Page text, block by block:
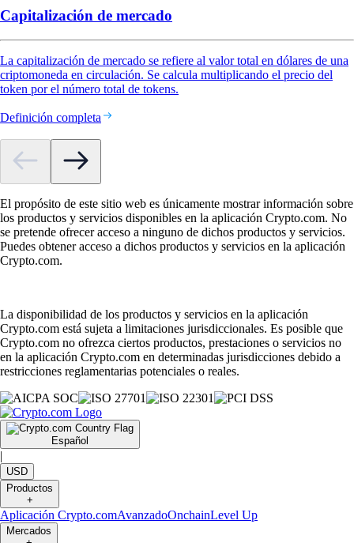
Capitalización de mercado
La capitalización de mercado se refiere al valor total en dólares de una
criptomoneda en circulación. Se calcula multiplicando el precio del
token por el número total de tokens.
Definición completa
El propósito de este sitio web es únicamente mostrar información sobre
los productos y servicios disponibles en la aplicación Crypto.com. No
se pretende ofrecer acceso a ninguno de dichos productos y servicios.
Puedes obtener acceso a dichos productos y servicios en la aplicación
Crypto.com.
La disponibilidad de los productos y servicios en la aplicación
Crypto.com está sujeta a limitaciones jurisdiccionales. Es posible que
Crypto.com no ofrezca ciertos productos, prestaciones o servicios no
en la aplicación Crypto.com en determinadas jurisdicciones debido a
restricciones reglamentarias potenciales o reales.
Español
|
USD
Productos
+
Aplicación Crypto.comAvanzadoOnchainLevel Up
Mercados